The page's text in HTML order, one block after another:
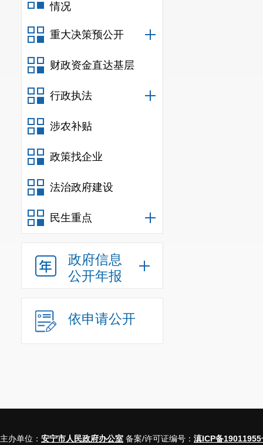
情况
重大决策预公开
财政资金直达基层
行政执法
涉农补贴
政策找企业
法治政府建设
民生重点
政府信息
公开年报
依申请公开
主办单位： 安宁市人民政府办公室 备案/许可证编号： 滇ICP备